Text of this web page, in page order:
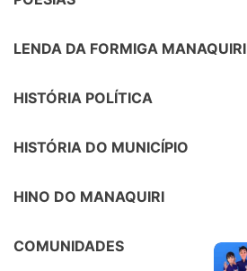
LENDA DA FORMIGA MANAQUIRI
HISTÓRIA POLÍTICA
HISTÓRIA DO MUNICÍPIO
HINO DO MANAQUIRI
COMUNIDADES